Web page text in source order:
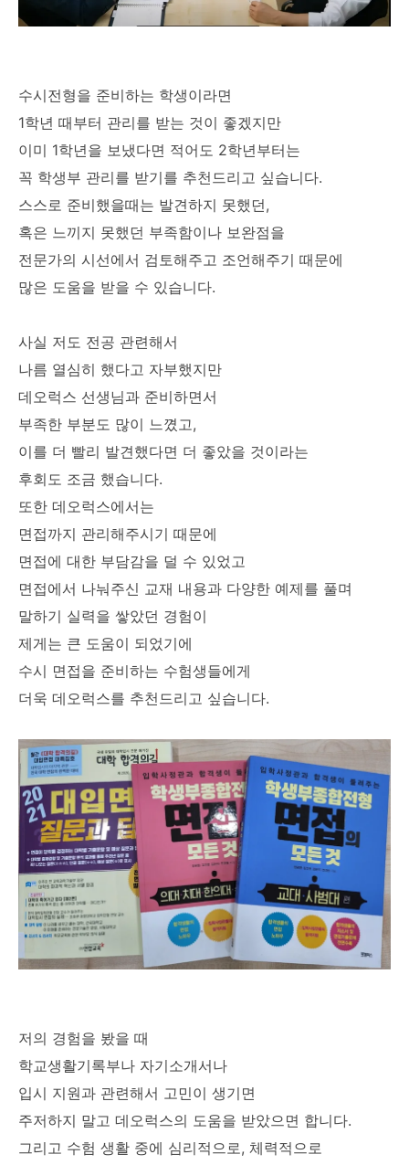
수시전형을 준비하는 학생이라면
1학년 때부터 관리를 받는 것이 좋겠지만
이미 1학년을 보냈다면 적어도 2학년부터는
꼭 학생부 관리를 받기를 추천드리고 싶습니다.
스스로 준비했을때는 발견하지 못했던,
혹은 느끼지 못했던 부족함이나 보완점을
전문가의 시선에서 검토해주고 조언해주기 때문에
많은 도움을 받을 수 있습니다.
사실 저도 전공 관련해서
나름 열심히 했다고 자부했지만
데오럭스 선생님과 준비하면서
부족한 부분도 많이 느꼈고,
이를 더 빨리 발견했다면 더 좋았을 것이라는
후회도 조금 했습니다.
또한 데오럭스에서는
면접까지 관리해주시기 때문에
면접에 대한 부담감을 덜 수 있었고
면접에서 나눠주신 교재 내용과 다양한 예제를 풀며
말하기 실력을 쌓았던 경험이
제게는 큰 도움이 되었기에
수시 면접을 준비하는 수험생들에게
더욱 데오럭스를 추천드리고 싶습니다.
저의 경험을 봤을 때
학교생활기록부나 자기소개서나
입시 지원과 관련해서 고민이 생기면
주저하지 말고 데오럭스의 도움을 받았으면 합니다.
그리고 수험 생활 중에 심리적으로, 체력적으로